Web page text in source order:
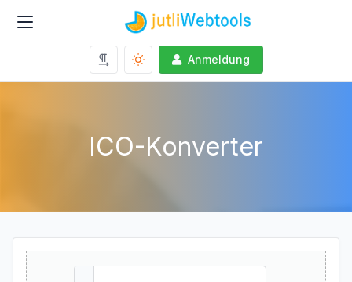
Anmeldung
ICO-Konverter